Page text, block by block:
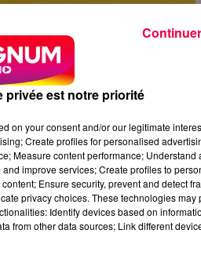
privée est notre priorité
on your consent and/or our legitimate
Create profiles for personalised
Measure content performance; Understand
improve services; Create profiles to
Ensure security, prevent and detect
privacy choices. These technologies may
Identify devices based on
from other data sources; Link different